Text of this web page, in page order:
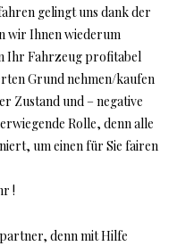
gelingt uns dank der
wir Ihnen wiederum
Ihr Fahrzeug profitabel
Grund nehmen/kaufen
Zustand und – negative
Rolle, denn alle
um einen für Sie fairen
!
denn mit Hilfe